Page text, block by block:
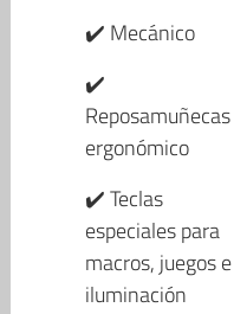
✔️ Mecánico
✔️
Reposamuñecas
ergonómico
✔️ Teclas
especiales para
macros, juegos e
iluminación